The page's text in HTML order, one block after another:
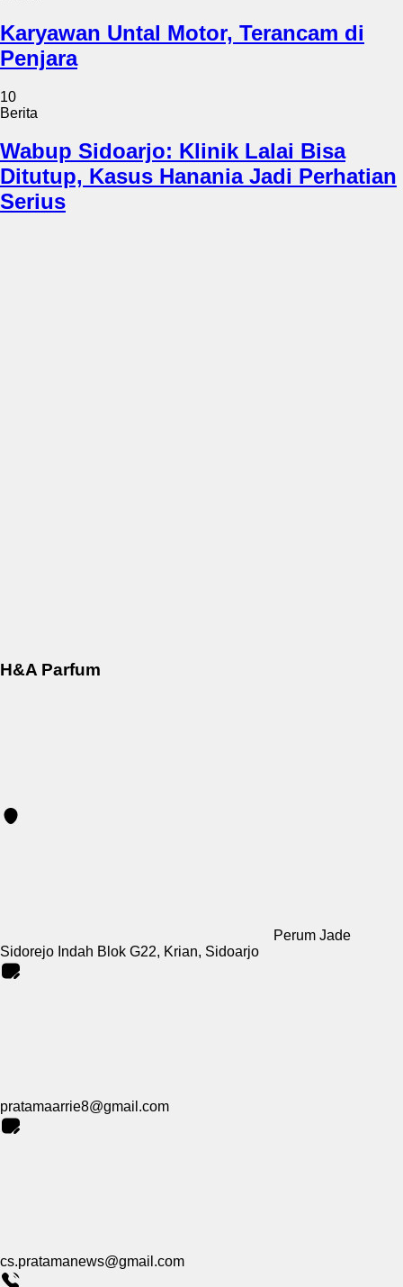
Karyawan Untal Motor, Terancam di
Penjara
10
Berita
Wabup Sidoarjo: Klinik Lalai Bisa
Ditutup, Kasus Hanania Jadi Perhatian
Serius
H&A Parfum
Perum Jade
Sidorejo Indah Blok G22, Krian, Sidoarjo
pratamaarrie8@gmail.com
cs.pratamanews@gmail.com